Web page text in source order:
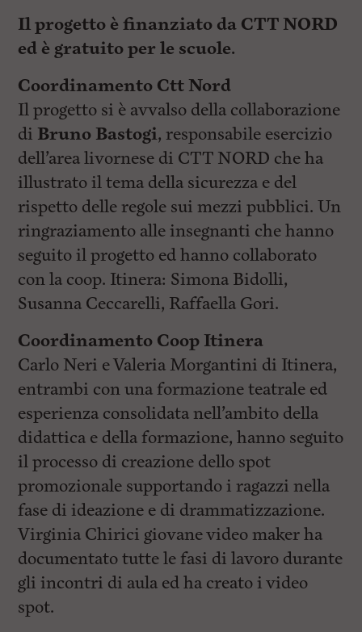
Il progetto è finanziato da CTT NORD
ed è gratuito per le scuole.
Coordinamento Ctt Nord
Il progetto si è avvalso della collaborazione
di Bruno Bastogi, responsabile esercizio
dell’area livornese di CTT NORD che ha
illustrato il tema della sicurezza e del
rispetto delle regole sui mezzi pubblici. Un
ringraziamento alle insegnanti che hanno
seguito il progetto ed hanno collaborato
con la coop. Itinera: Simona Bidolli,
Susanna Ceccarelli, Raffaella Gori.
Coordinamento Coop Itinera
Carlo Neri e Valeria Morgantini di Itinera,
entrambi con una formazione teatrale ed
esperienza consolidata nell’ambito della
didattica e della formazione, hanno seguito
il processo di creazione dello spot
promozionale supportando i ragazzi nella
fase di ideazione e di drammatizzazione.
Virginia Chirici giovane video maker ha
documentato tutte le fasi di lavoro durante
gli incontri di aula ed ha creato i video
spot.